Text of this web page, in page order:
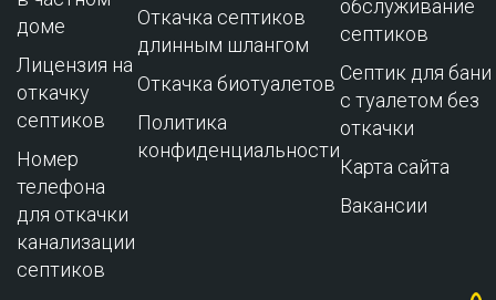
доме
Лицензия на
откачку
септиков
Номер
телефона
для откачки
канализации
септиков
Откачка септиков
длинным шлангом
Откачка биотуалетов
Политика
конфиденциальности
обслуживание
cептиков
Септик для бани
с туалетом без
откачки
Карта сайта
Вакансии